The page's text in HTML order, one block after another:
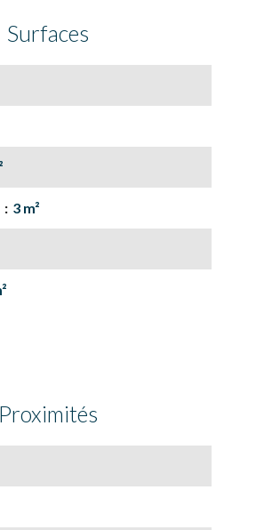
Surfaces
3 m²
Proximités